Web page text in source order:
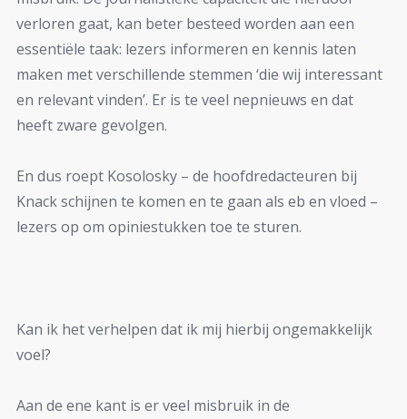
verloren gaat, kan beter besteed worden aan een
essentiële taak: lezers informeren en kennis laten
maken met verschillende stemmen ‘die wij interessant
en relevant vinden’. Er is te veel nepnieuws en dat
heeft zware gevolgen.
En dus roept Kosolosky – de hoofdredacteuren bij
Knack schijnen te komen en te gaan als eb en vloed –
lezers op om opiniestukken toe te sturen.
Kan ik het verhelpen dat ik mij hierbij ongemakkelijk
voel?
Aan de ene kant is er veel misbruik in de